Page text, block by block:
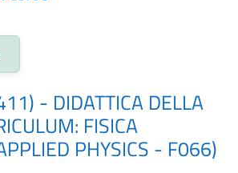
- DIDATTICA DELLA
FISICA
PHYSICS - F066)